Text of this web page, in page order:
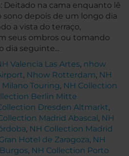
: Deitado na cama enquanto lê
sono depois de um longo dia
a vista do terraço,
seus ombros ou tomando
dia seguinte...
Valencia Las Artes, nhow
, Nhow Rotterdam, NH
Touring, NH Collection
Berlin Mitte
Dresden Altmarkt,
Madrid Abascal , NH
, NH Collection Madrid
Hotel de Zaragoza, NH
, NH Collection Porto